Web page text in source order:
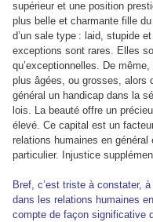
supérieur et une position
plus belle et charmante fille
d’un sale type : laid, stupide
exceptions sont rares. Elles
qu’exceptionnelles. De
plus âgées, ou grosses, alors
général un handicap dans la
lois. La beauté offre un
élevé. Ce capital est un
relations humaines en
particulier. Injustice
Bref, c’est triste à constater,
dans les relations humaines
compte de façon significative